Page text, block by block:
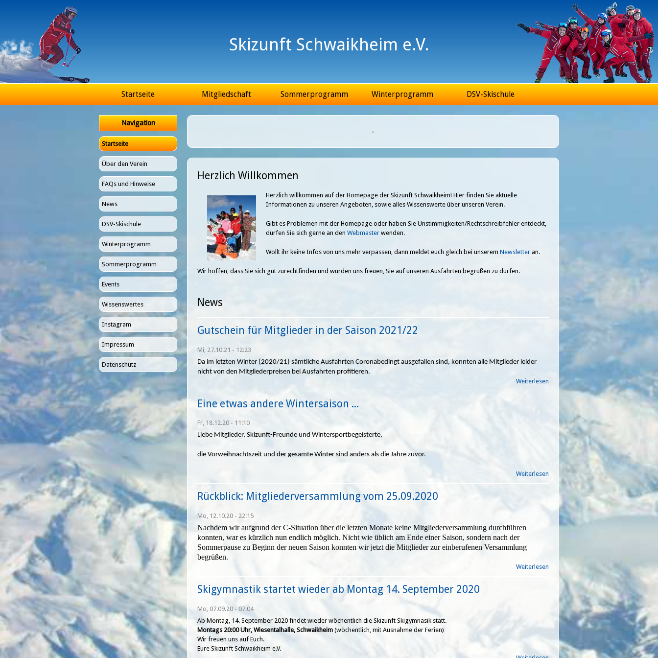
Skizunft Schwaikheim e.V.
Hauptmenü
Startseite Mitgliedschaft Sommerprogramm Winterprogramm DSV-Skischule
Navigation
Startseite
Über den Verein
FAQs und Hinweise
News
DSV-Skischule
Winterprogramm
Sommerprogramm
Events
Wissenswertes
Instagram
Impressum
Datenschutz
-
Herzlich Willkommen
Herzlich willkommen auf der Homepage der Skizunft Schwaikheim! Hier finden Sie aktuelle
Informationen zu unseren Angeboten, sowie alles Wissenswerte über unseren Verein.
Gibt es Problemen mit der Homepage oder haben Sie Unstimmigkeiten/Rechtschreibfehler entdeckt,
dürfen Sie sich gerne an den Webmaster wenden.
Wollt ihr keine Infos von uns mehr verpassen, dann meldet euch gleich bei unserem Newsletter an.
Wir hoffen, dass Sie sich gut zurechtfinden und würden uns freuen, Sie auf unseren Ausfahrten begrüßen zu dürfen.
News
Gutschein für Mitglieder in der Saison 2021/22
Mi, 27.10.21 - 12:23
Da im letzten Winter (2020/21) sämtliche Ausfahrten Coronabedingt ausgefallen sind, konnten alle Mitglieder leider
nicht von den Mitgliederpreisen bei Ausfahrten profitieren.
Weiterlesen über
Gutschein
Saison
2021/22
Eine etwas andere Wintersaison ...
Fr, 18.12.20 - 11:10
Liebe Mitglieder, Skizunft-Freunde und Wintersportbegeisterte,
die Vorweihnachtszeit und der gesamte Winter sind anders als die Jahre zuvor.
Weiterlesen über Eine
etwas
andere
Wintersaison
...
Rückblick: Mitgliederversammlung vom 25.09.2020
Mo, 12.10.20 - 22:15
Nachdem wir aufgrund der C-Situation über die letzten Monate keine Mitgliederversammlung durchführen
konnten, war es kürzlich nun endlich möglich. Nicht wie üblich am Ende einer Saison, sondern nach der
Sommerpause zu Beginn der neuen Saison konnten wir jetzt die Mitglieder zur einberufenen Versammlung
begrüßen.
Weiterlesen
Mitgliederversammlung
vom 25.09.2020
Skigymnastik startet wieder ab Montag 14. September 2020
Mo, 07.09.20 - 07:04
Ab Montag, 14. September 2020 findet wieder wöchentlich die Skizunft Skigymnasik statt.
Montags 20:00 Uhr, Wiesentalhalle, Schwaikheim (wöchentlich, mit Ausnahme der Ferien)
Wir freuen uns auf Euch.
Eure Skizunft Schwaikheim e.V.